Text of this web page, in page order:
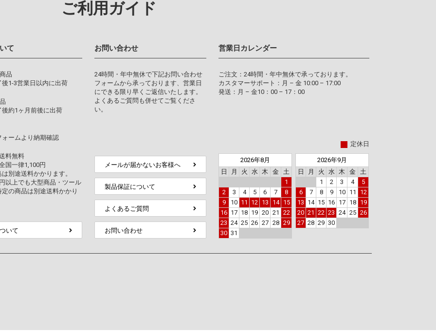
ご利用ガイド
て
品
後1-3営業日以内に出荷
後約1ヶ月前後に出荷
ォームより納期確認
料無料
国一律1,100円
別途送料かかります。
以上でも大型商品・ツール
の商品は別途送料かかり
いて
お問い合わせ
24時間・年中無休で下記お問い合わせ
フォームから承っております、営業日
にできる限り早くご返信いたします。
よくあるご質問も併せてご覧くださ
い。
メールが届かないお客様へ
製品保証について
よくあるご質問
お問い合わせ
営業日カレンダー
ご注文：24時間・年中無休で承っております。
カスタマーサポート：月 – 金 10:00 – 17:00
発送：月 – 金10：00 – 17：00
定休日
2026年8月
日
月 火 水 木 金
土
1
2
3 4 5 6 7
8
9
10 11 12 13 14
15
16 17 18 19 20 21
22
23 24 25 26 27 28 29
30 31
2026年9月
日
月 火 水 木 金
土
1
2 3 4
5
6
7 8 9 10 11
12
13 14 15 16 17 18
19
20 21 22 23 24 25 26
27 28 29 30